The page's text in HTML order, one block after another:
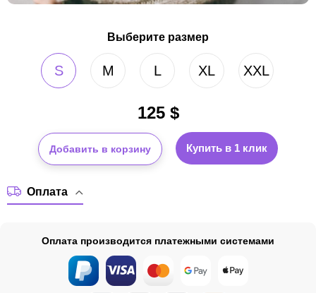
Выберите размер
S M L XL XXL
125$
Добавить в корзину Купить в 1 клик
Оплата
Оплата производится платежными системами